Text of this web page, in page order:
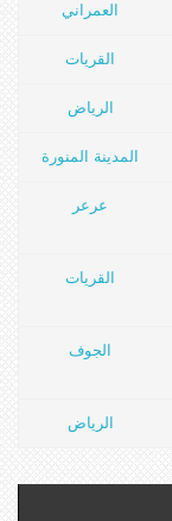
العمراني
القريات
الرياض
المدينة المنورة
عرعر
القريات
الجوف
الرياض